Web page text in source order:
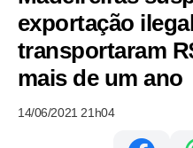
exportação
transportaram
mais de um ano
14/06/2021 21h04